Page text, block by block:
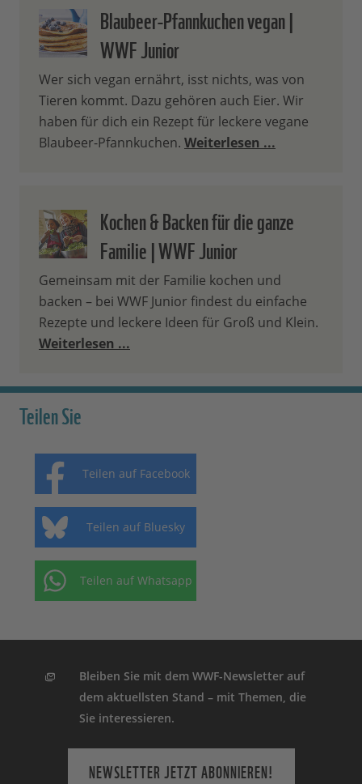
Blaubeer-Pfannkuchen vegan |
WWF Junior
Wer sich vegan ernährt, isst nichts, was von
Tieren kommt. Dazu gehören auch Eier. Wir
haben für dich ein Rezept für leckere vegane
Blaubeer-Pfannkuchen. Weiterlesen ...
Kochen & Backen für die ganze
Familie | WWF Junior
Gemeinsam mit der Familie kochen und
backen – bei WWF Junior findest du einfache
Rezepte und leckere Ideen für Groß und Klein.
Weiterlesen ...
Teilen Sie
Teilen auf Facebook
Teilen auf Bluesky
Teilen auf Whatsapp
Bleiben Sie mit dem WWF-Newsletter auf
dem aktuellsten Stand – mit Themen, die
Sie interessieren.
NEWSLETTER JETZT ABONNIEREN!